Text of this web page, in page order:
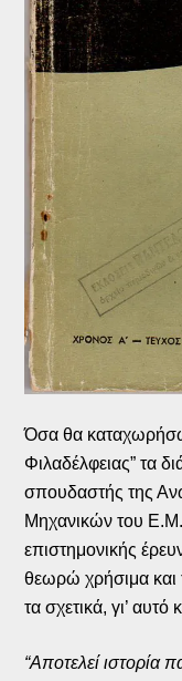
Όσα θα
Φιλαδέλφειας” τα
σπουδαστής της
Μηχανικών του Ε.Μ.
επιστημονικής
θεωρώ χρήσιμα και
τα σχετικά, γι’
“Αποτελεί ιστορία